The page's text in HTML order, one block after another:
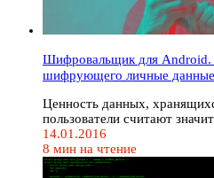
Шифровальщик для
шифрующего личные данные
Ценность данных,
пользователи считают
14.01.2016
8 мин на чтение